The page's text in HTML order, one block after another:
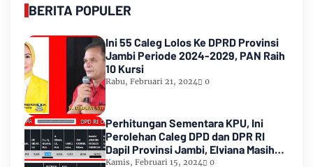
BERITA POPULER
Ini 55 Caleg Lolos Ke DPRD Provinsi
Jambi Periode 2024-2029, PAN Raih
10 Kursi
Rabu, Februari 21, 2024 0
Perhitungan Sementara KPU, Ini
Perolehan Caleg DPD dan DPR RI
Dapil Provinsi Jambi, Elviana Masih
Urutan Kedua Teratas
Kamis, Februari 15, 2024 0